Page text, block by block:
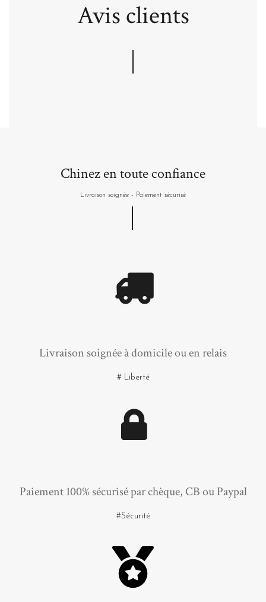
Avis clients
Chinez en toute confiance
Livraison soignée - Paiement sécurisé
Livraison soignée à domicile ou en relais
# Liberté
Paiement 100% sécurisé par chèque, CB ou Paypal
#Sécurité